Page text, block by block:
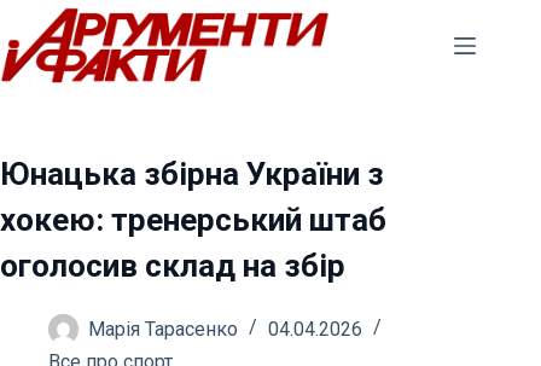
Перейти
до
вмісту
Юнацька збірна України з
хокею: тренерський штаб
оголосив склад на збір
Марія Тарасенко
04.04.2026